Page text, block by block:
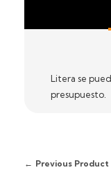
Litera se
presupuesto.
Previous Product